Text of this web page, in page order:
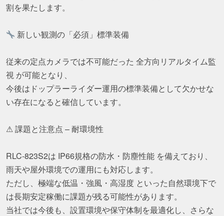
割を果たします。
新しい観測の「必須」標準装備
従来の定点カメラでは不可能だった 全方向リアルタイム監
視 が可能となり、
今後はドップラーライダー運用の標準装備として欠かせな
い存在になると確信しています。
⚠ 課題と注意点 – 耐環境性
RLC-823S2は IP66規格の防水・防塵性能 を備えており、
雨天や屋外環境での運用にも対応します。
ただし、極端な低温・強風・高湿度 といった自然環境下で
は長期安定稼働に課題が残る可能性があります。
当社では今後も、設置環境や保守体制を最適化し、さらな